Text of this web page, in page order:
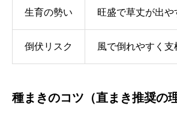
生育の勢い 旺盛で草丈が出や
倒伏リスク 風で倒れやすく支
種まきのコツ（直まき推奨の理